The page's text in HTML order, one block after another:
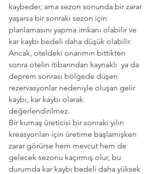
kaybeder, ama sezon sonunda bir zarar
yaşarsa bir sonraki sezon için
planlamasını yapma imkanı olabilir ve
kar kaybı bedeli daha düşük olabilir.
Ancak, oteldeki onarımın bittikten
sonra otelin itibarından kaynaklı  ya da
deprem sonrası bölgede düşen
rezervasyonlar nedeniyle oluşan gelir
kaybı, kar kaybı olarak
değerlendirilmez.
Bir kumaş üreticisi bir sonraki yılın
kreasyonları için üretime başlamışken
zarar görürse hem mevcut hem de
gelecek sezonu kaçırmış olur, bu
durumda kar kaybı bedeli daha yüksek